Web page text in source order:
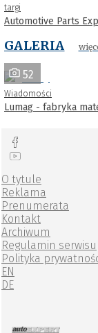
targi
Automotive Parts
GALERIA
52
Wiadomości
Lumag - fabryka
O tytule
Reklama
Prenumerata
Kontakt
Archiwum
Regulamin serwisu
Polityka
EN
DE